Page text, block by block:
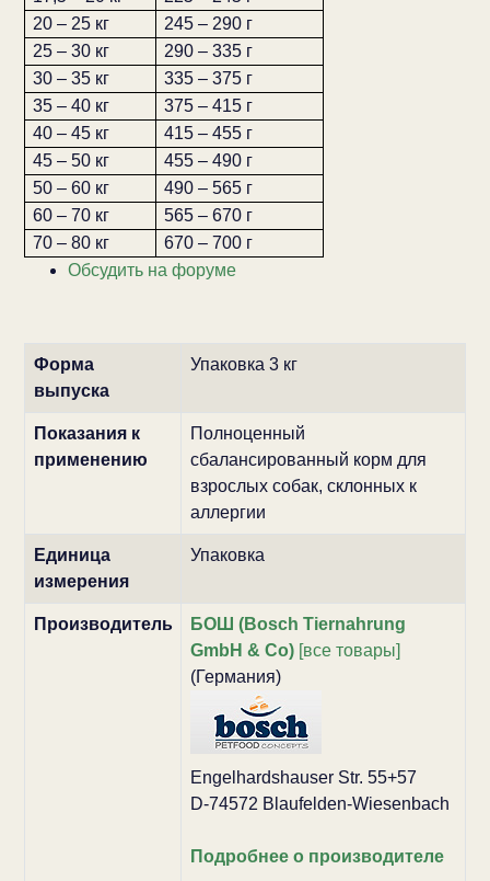
20 – 25 кг
245 – 290 г
25 – 30 кг
290 – 335 г
30 – 35 кг
335 – 375 г
35 – 40 кг
375 – 415 г
40 – 45 кг
415 – 455 г
45 – 50 кг
455 – 490 г
50 – 60 кг
490 – 565 г
60 – 70 кг
565 – 670 г
70 – 80 кг
670 – 700 г
Обсудить на форуме
Форма
выпуска
Упаковка 3 кг
Показания к
применению
Полноценный
сбалансированный корм для
взрослых собак, склонных к
аллергии
Единица
измерения
Упаковка
Производитель
БОШ (Bosch Tiernahrung
GmbH & Co)[все товары]
(Германия)
Engelhardshauser Str. 55+57
D-74572 Blaufelden-Wiesenbach
Подробнее о производителе